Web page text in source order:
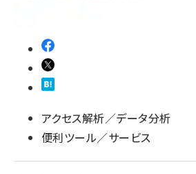
アクセス解析／データ分析
便利ツール／サービス